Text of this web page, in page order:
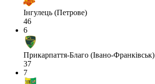
Інгулець (Петрове)
46
6
Прикарпаття-Благо (Івано-Франківськ)
37
7